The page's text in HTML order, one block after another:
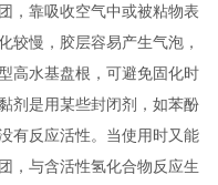
，靠吸收空气中或被粘物表
较慢，胶层容易产生气泡，
高水基盘根，可避免固化时
剂是用某些封闭剂，如苯酚
有反应活性。当使用时又能
，与含活性氢化合物反应生